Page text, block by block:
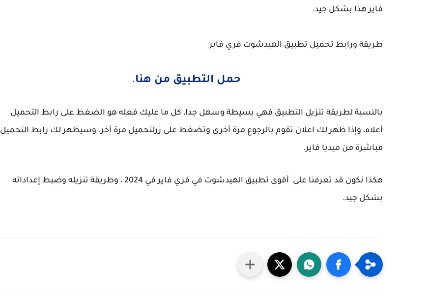
فاير هذا بشكل جيد.
طريقة ورابط تحميل تطبيق الهيدشوت فري فاير
حمل التطبيق من هنا.
بالنسبة لطريقة تنزيل التطبيق فهي بسيطة وسهل جدا، كل ما عليك فعله هو الضغط على رابط التحميل
أعلاه، وإذا ظهر لك اعلان تقوم بالرجوع مرة أخرى وتضغط على زرلتحميل مرة أخر. وسيظهر لك رابط التحميل
مباشرة من ميديا فاير.
هكذا نكون قد تعرفنا على أقوى تطبيق الهيدشوت في فري فاير في 2024 ، وطريقة تنزيله وضبط إعداداته
بشكل جيد.